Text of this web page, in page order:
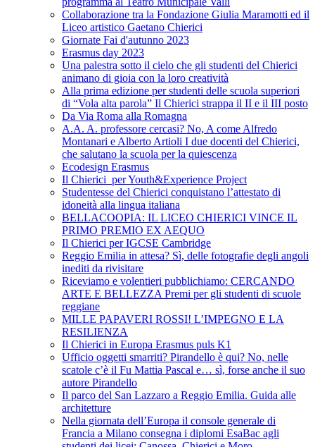
Collaborazione tra la Fondazione Giulia Maramotti ed il
Liceo artistico Gaetano Chierici
Giornate Fai d'autunno 2023
Erasmus day 2023
Una palestra sotto il cielo che gli studenti del Chierici
animano di gioia con la loro creatività
Alla prima edizione per studenti delle scuola superiori
di “Vola alta parola” Il Chierici strappa il II e il III posto
Da Via Roma alla Romagna
A.A. A. professore cercasi? No, A come Alfredo
Montanari e Alberto Artioli I due docenti del Chierici,
che salutano la scuola per la quiescenza
Ecodesign Erasmus
Il Chierici per Youth&Experience Project
Studentesse del Chierici conquistano l’attestato di
idoneità alla lingua italiana
BELLACOOPIA: IL LICEO CHIERICI VINCE IL
PRIMO PREMIO EX AEQUO
Il Chierici per IGCSE Cambridge
Reggio Emilia in attesa? Sì, delle fotografie degli angoli
inediti da rivisitare
Riceviamo e volentieri pubblichiamo: CERCANDO
ARTE E BELLEZZA Premi per gli studenti di scuole
reggiane
MILLE PAPAVERI ROSSI! L’IMPEGNO E LA
RESILIENZA
Il Chierici in Europa Erasmus puls K1
Ufficio oggetti smarriti? Pirandello è qui? No, nelle
scatole c’è il Fu Mattia Pascal e… sì, forse anche il suo
autore Pirandello
Il parco del San Lazzaro a Reggio Emilia. Guida alle
architetture
Nella giornata dell’Europa il console generale di
Francia a Milano consegna i diplomi EsaBac agli